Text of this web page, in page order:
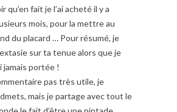
qu’en fait je l’ai acheté il y a
mois, pour la mettre au
du placard … Pour résumé, je
sur ta tenue alors que je
jamais portée !
pas très utile, je
mais je partage avec tout le